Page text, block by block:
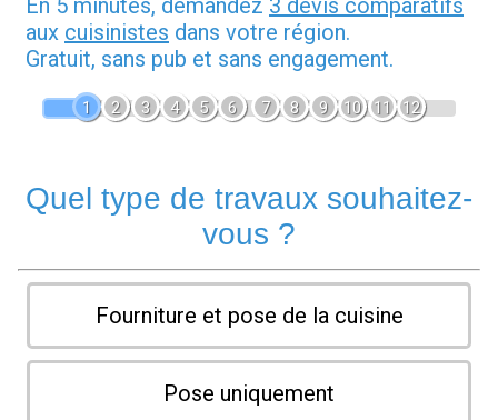
En 5 minutes, demandez 3 devis comparatifs
aux cuisinistes dans votre région.
Gratuit, sans pub et sans engagement.
1 2 3 4 5 6 7 8 9 10 11 12
Quel type de travaux souhaitez-
vous ?
Fourniture et pose de la cuisine
Pose uniquement